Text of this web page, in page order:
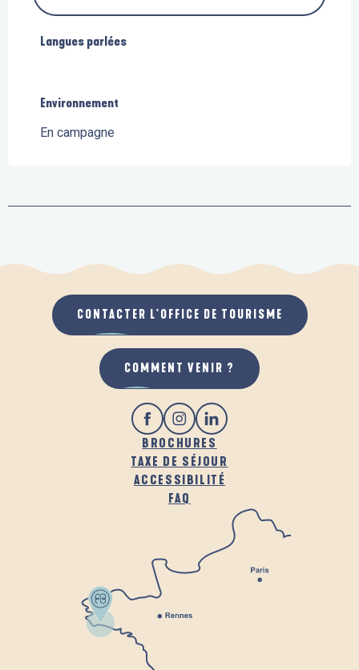
Langues parlées
Langues parlées
Environnement
Environnement
En campagne
BROCHURES
TAXE DE SÉJOUR
ACCESSIBILITÉ
FAQ
CONTACTER L'OFFICE DE TOURISME
COMMENT VENIR ?